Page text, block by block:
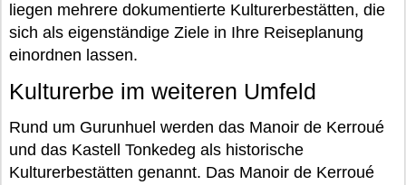
liegen mehrere dokumentierte Kulturerbestätten, die
sich als eigenständige Ziele in Ihre Reiseplanung
einordnen lassen.
Kulturerbe im weiteren Umfeld
Rund um Gurunhuel werden das Manoir de Kerroué
und das Kastell Tonkedeg als historische
Kulturerbestätten genannt. Das Manoir de Kerroué